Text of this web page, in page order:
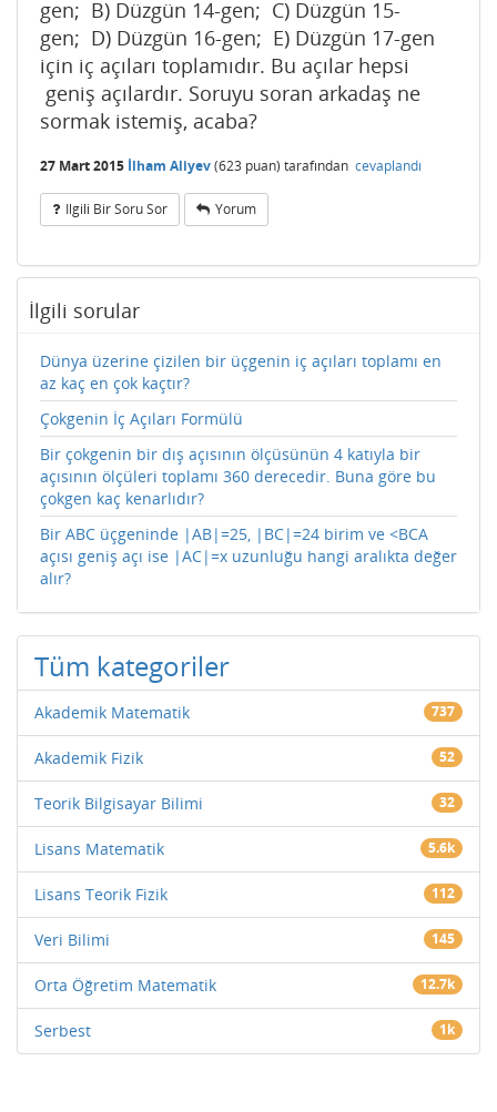
gen; B) Düzgün 14-gen; C) Düzgün 15-
gen; D) Düzgün 16-gen; E) Düzgün 17-gen
için iç açıları toplamıdır. Bu açılar hepsi
geniş açılardır. Soruyu soran arkadaş ne
sormak istemiş, acaba?
27 Mart 2015 İlham Aliyev(623 puan) tarafından cevaplandı
Ilgili Bir Soru Sor Yorum
İlgili sorular
Dünya üzerine çizilen bir üçgenin iç açıları toplamı en
az kaç en çok kaçtır?
Çokgenin İç Açıları Formülü
Bir çokgenin bir dış açısının ölçüsünün 4 katıyla bir
açısının ölçüleri toplamı 360 derecedir. Buna göre bu
çokgen kaç kenarlıdır?
Bir ABC üçgeninde |AB|=25, |BC|=24 birim ve <BCA
açısı geniş açı ise |AC|=x uzunluğu hangi aralıkta değer
alır?
Tüm kategoriler
Akademik Matematik 737
Akademik Fizik 52
Teorik Bilgisayar Bilimi 32
Lisans Matematik 5.6k
Lisans Teorik Fizik 112
Veri Bilimi 145
Orta Öğretim Matematik 12.7k
Serbest 1k